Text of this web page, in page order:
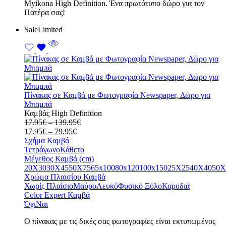
Myikona High Definition. Ένα πρωτότυπο δώρο για τον
Πατέρα σας!
SaleLimited
Πίνακας σε Καμβά με Φωτογραφία Newspaper, Δώρο για
Μπαμπά
Καμβάς High Definition
17.95€ – 139.95€Price
through
139.95€
17.95€ – 79.95€Price
17.95€
through
79.95€
Σχήμα Καμβά
ΤετράγωνοΚάθετο
Μέγεθος Καμβά (cm)
20X3030X4550X7565x10080x120100x15025X2540X40
Χρώμα Πλαισίου Καμβά
Χωρίς ΠλαίσιοΜαύροΛευκόΦυσικό ΞύλοΚαρυδιά
Color Expert Καμβά
ΌχιΝαι
Ο πίνακας με τις δικές σας φωτογραφίες είναι εκτυπωμένος